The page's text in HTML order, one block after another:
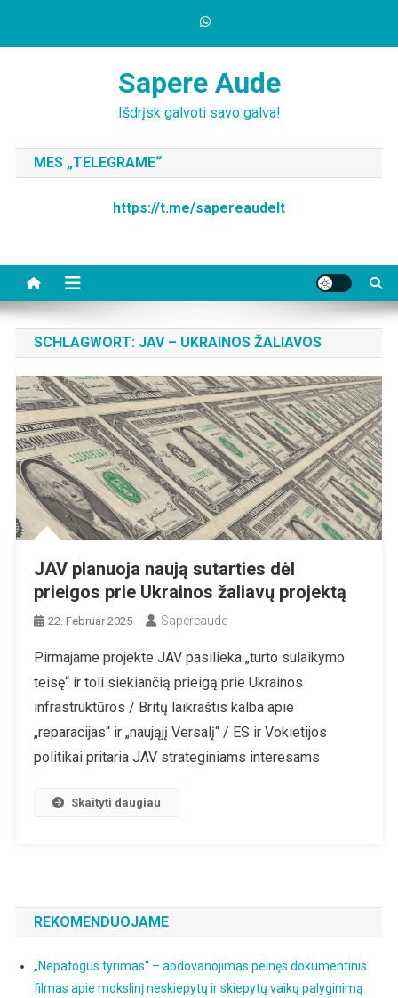
Sapere Aude
Išdrįsk galvoti savo galva!
MES „TELEGRAME“
https://t.me/sapereaudelt
SCHLAGWORT: JAV – UKRAINOS ŽALIAVOS
JAV planuoja naują sutarties dėl
prieigos prie Ukrainos žaliavų projektą
22. Februar 2025 Sapereaude
Pirmajame projekte JAV pasilieka „turto sulaikymo
teisę“ ir toli siekiančią prieigą prie Ukrainos
infrastruktūros / Britų laikraštis kalba apie
„reparacijas“ ir „naująjį Versalį“ / ES ir Vokietijos
politikai pritaria JAV strateginiams interesams
Skaityti daugiau
REKOMENDUOJAME
„Nepatogus tyrimas“ – apdovanojimas pelnęs dokumentinis
filmas apie mokslinį neskiepytų ir skiepytų vaikų palyginimą